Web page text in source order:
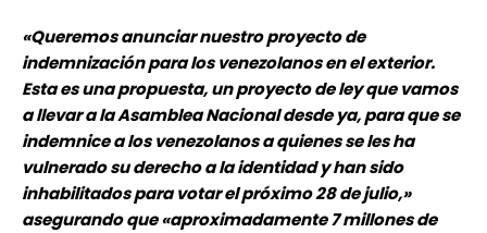
«Queremos anunciar nuestro proyecto de
indemnización para los venezolanos en el exterior.
Esta es una propuesta, un proyecto de ley que vamos
a llevar a la Asamblea Nacional desde ya, para que se
indemnice a los venezolanos a quienes se les ha
vulnerado su derecho a la identidad y han sido
inhabilitados para votar el próximo 28 de julio,»
asegurando que «aproximadamente 7 millones de